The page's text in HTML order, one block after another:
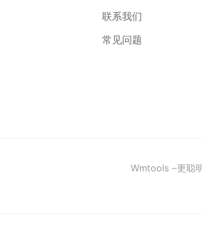
联系我们
常见问题
Wmtools –更聪